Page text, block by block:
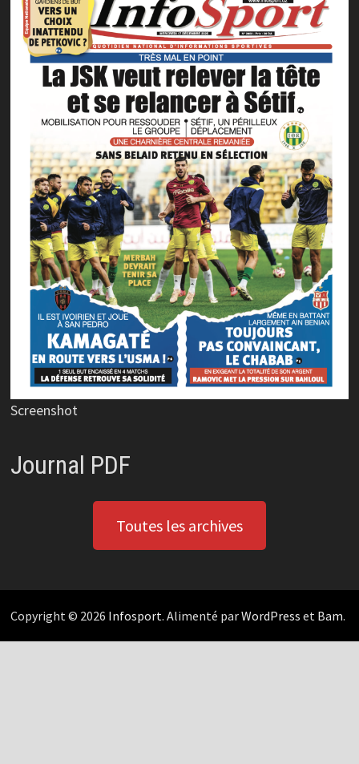
Screenshot
Journal PDF
Toutes les archives
Copyright © 2026 Infosport. Alimenté parWordPress et Bam.